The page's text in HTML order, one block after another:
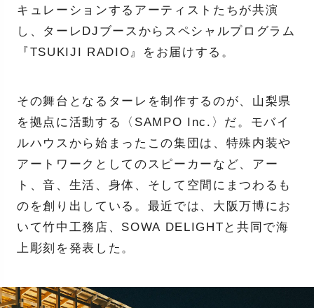
キュレーションするアーティストたちが共演
し、ターレDJブースからスペシャルプログラム
『TSUKIJI RADIO』をお届けする。
その舞台となるターレを制作するのが、山梨県
を拠点に活動する〈SAMPO Inc.〉だ。モバイ
ルハウスから始まったこの集団は、特殊内装や
アートワークとしてのスピーカーなど、アー
ト、音、生活、身体、そして空間にまつわるも
のを創り出している。最近では、大阪万博にお
いて竹中工務店、SOWA DELIGHTと共同で海
上彫刻を発表した。